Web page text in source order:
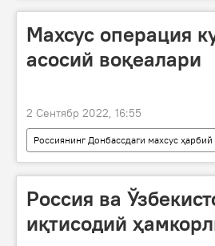
Махсус операция
асосий воқеалари
2 Сентябр 2022, 16:55
Россиянинг Донбассдаги махсус
Запорожье вилояти
Қуролли
Россия ва
иқтисодий